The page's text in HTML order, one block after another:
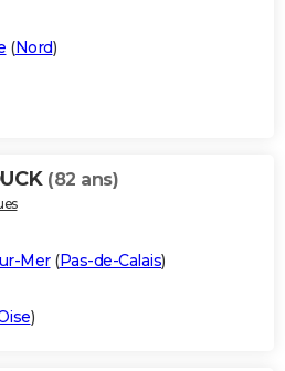
(Nord)
(82 ans)
Mer(Pas-de-Calais)
)